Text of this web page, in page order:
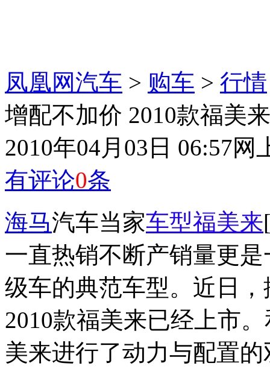
凤凰网汽车 > 购车 > 行情
增配不加价 2010款福美
2010年04月03日 06:57网
有评论0条
海马汽车当家车型福美来
一直热销不断产销量更
级车的典范车型。近日
2010款福美来已经上市
美来进行了动力与配置